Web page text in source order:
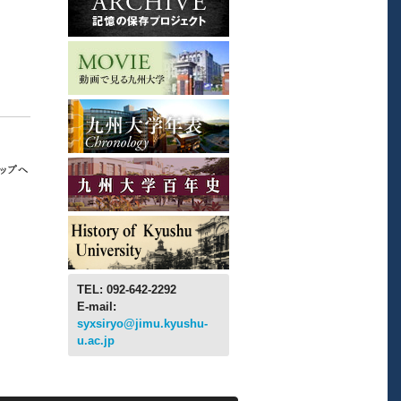
TEL: 092-642-2292
E-mail:
syxsiryo@jimu.kyushu-
u.ac.jp